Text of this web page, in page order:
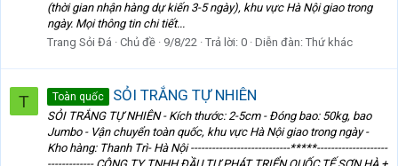
(thời gian nhận hàng dự kiến 3-5 ngày), khu vực Hà Nội giao trong
ngày. Mọi thông tin chi tiết...
Trang Sỏi Đá
Chủ đề 9/8/22 Trả lời: 0 Diễn đàn: Thứ khác
T Toàn quốc SỎI TRẮNG TỰ NHIÊN
SỎI TRẮNG TỰ NHIÊN - Kích thước: 2-5cm - Đóng bao: 50kg, bao
Jumbo - Vận chuyển toàn quốc, khu vực Hà Nội giao trong ngày -
Kho hàng: Thanh Trì- Hà Nội ----------------------------*****--------------------